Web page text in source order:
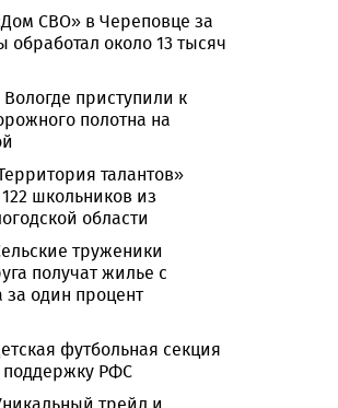
СВО» в Череповце за
обработал около 13 тысяч
Вологде приступили к
полотна на
талантов»
школьников из
области
труженики
получат жилье с
один процент
футбольная секция
поддержку РФС